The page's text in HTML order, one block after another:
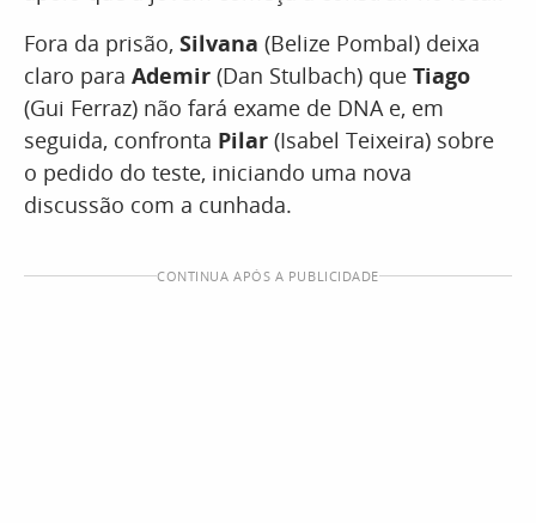
Fora da prisão, Silvana (Belize Pombal) deixa
claro para Ademir (Dan Stulbach) que Tiago
(Gui Ferraz) não fará exame de DNA e, em
seguida, confronta Pilar (Isabel Teixeira) sobre
o pedido do teste, iniciando uma nova
discussão com a cunhada.
CONTINUA APÓS A PUBLICIDADE